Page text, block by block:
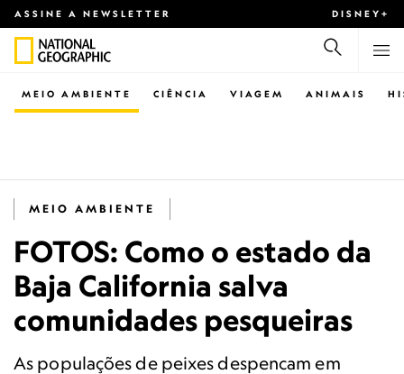
ASSINE A NEWSLETTER DISNEY+
CIÊNCIA VIAGEM ANIMAIS
MEIO AMBIENTE
MEIO AMBIENTE
FOTOS: Como o estado da
Baja California salva
comunidades pesqueiras
As populações de peixes despencam em